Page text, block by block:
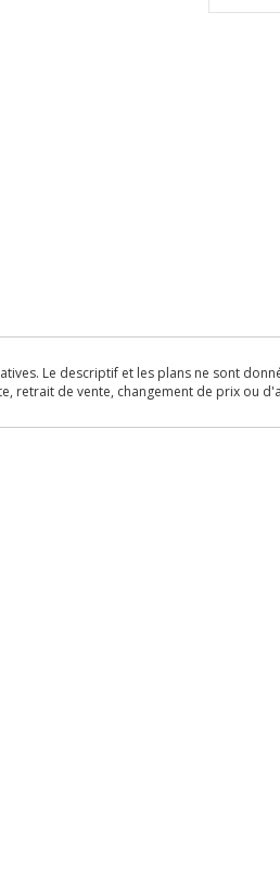
Le descriptif et les plans ne sont
retrait de vente, changement de prix ou